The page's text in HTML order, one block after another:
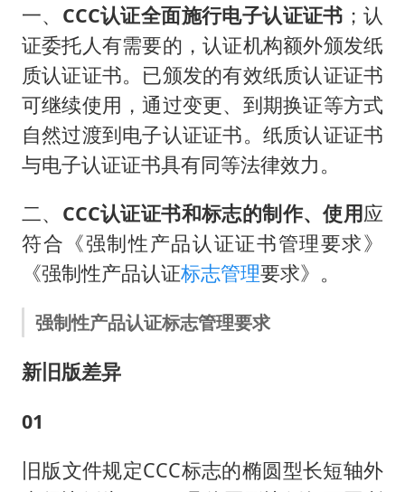
手机真会“偷听”我们说话吗
加沙约14万栋建筑被完全摧毁
5万小车卖不动 微型代步车集体遇冷
“皋”在低处
一、 CCC认证全面施行电子认证证书 ；认
证委托人有需要的，认证机构额外颁发纸
质认证证书。已颁发的有效纸质认证证书
可继续使用，通过变更、到期换证等方式
自然过渡到电子认证证书。纸质认证证书
与电子认证证书具有同等法律效力。
二、 CCC认证证书和标志的制作、使用应
符合《强制性产品认证证书管理要求》
《强制性产品认证标志管理要求》。
强制性产品认证标志管理要求
新旧版差异
01
旧版文件规定CCC标志的椭圆型长短轴外